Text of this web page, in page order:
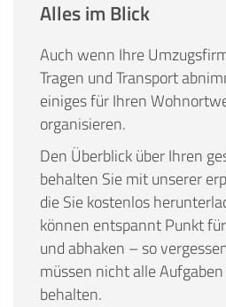
Alles im Blick
Auch wenn Ihre
Tragen und Transport
einiges für Ihren
organisieren.
Den Überblick über Ihren
behalten Sie mit unserer
die Sie kostenlos
können entspannt Punkt
und abhaken – so
müssen nicht alle
behalten.